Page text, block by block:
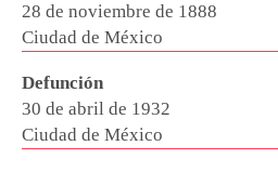
28 de noviembre de 1888
Ciudad de México
Defunción
30 de abril de 1932
Ciudad de México